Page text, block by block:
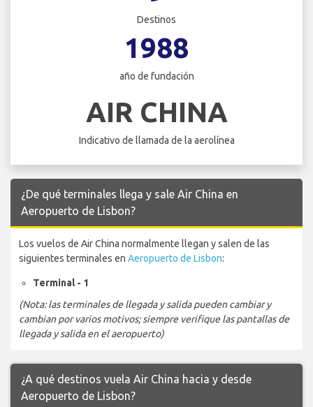
Destinos
1988
año de fundación
AIR CHINA
Indicativo de llamada de la aerolínea
¿De qué terminales llega y sale Air China en
Aeropuerto de Lisbon?
Los vuelos de Air China normalmente llegan y salen de las
siguientes terminales en Aeropuerto de Lisbon:
Terminal - 1
(Nota: las terminales de llegada y salida pueden cambiar y
cambian por varios motivos; siempre verifique las pantallas de
llegada y salida en el aeropuerto)
¿A qué destinos vuela Air China hacia y desde
Aeropuerto de Lisbon?